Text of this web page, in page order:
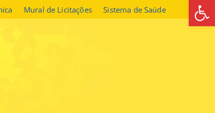
Mural de Licitações Sistema de Saúde